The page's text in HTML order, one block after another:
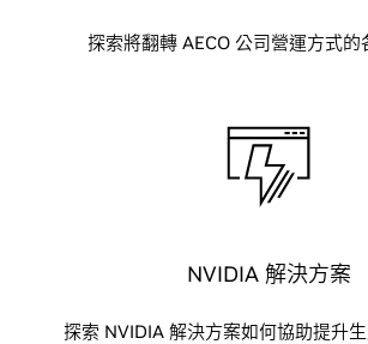
探索將翻轉 AECO 公司營運方式的
NVIDIA 解決方案
探索 NVIDIA 解決方案如何協助提升